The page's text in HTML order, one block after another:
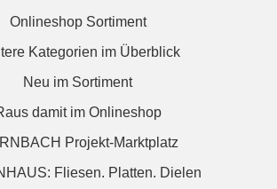
Onlineshop Sortiment
Kategorien im Überblick
Neu im Sortiment
damit im Onlineshop
Projekt-Marktplatz
Fliesen. Platten. Dielen